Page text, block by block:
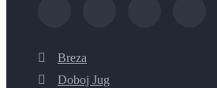
Breza
Doboj Jug